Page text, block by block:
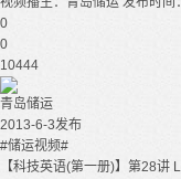
0
0
10444
青岛储运
2013-6-3发布
#储运视频#
【科技英语(第一册)】第28